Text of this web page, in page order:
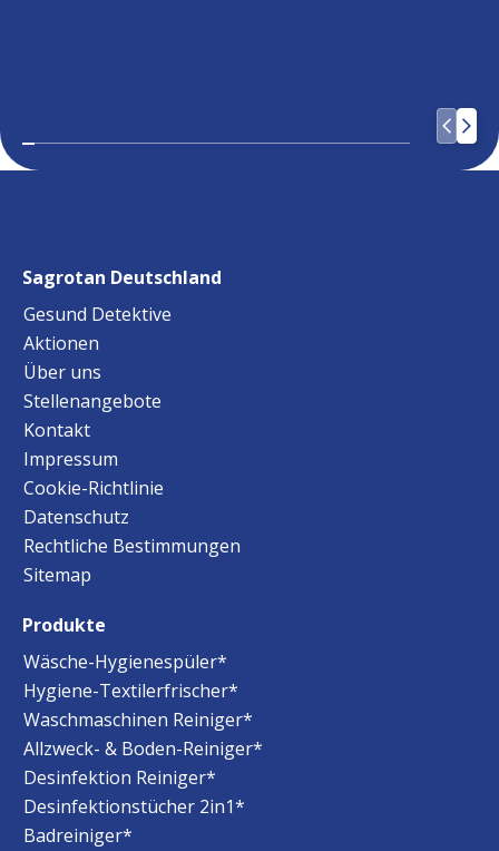
Sagrotan Deutschland
Gesund Detektive
Aktionen
Über uns
Stellenangebote
Kontakt
Impressum
Cookie-Richtlinie
Datenschutz
Rechtliche Bestimmungen
Sitemap
Produkte
Wäsche-Hygienespüler*
Hygiene-Textilerfrischer*
Waschmaschinen Reiniger*
Allzweck- & Boden-Reiniger*
Desinfektion Reiniger*
Desinfektionstücher 2in1*
Badreiniger*